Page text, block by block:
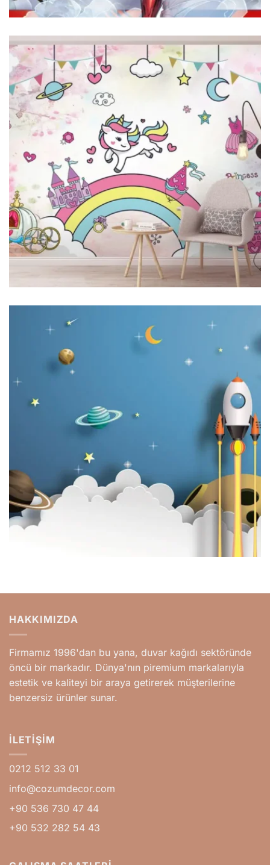
HAKKIMIZDA
Firmamız 1996'dan bu yana, duvar kağıdı sektöründe
öncü bir markadır. Dünya'nın piremium markalarıyla
estetik ve kaliteyi bir araya getirerek müşterilerine
benzersiz ürünler sunar.
İLETIŞIM
0212 512 33 01
info@cozumdecor.com
+90 536 730 47 44
+90 532 282 54 43